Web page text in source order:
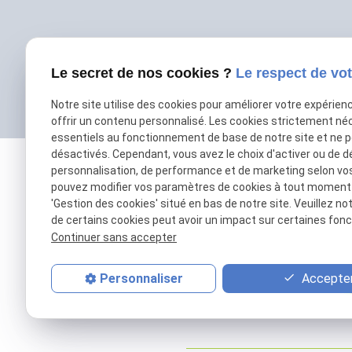
contact@patrick-remorques.fr
Le secret de nos cookies ? Le respect de
Notre site utilise des cookies pour améliorer votre
offrir un contenu personnalisé. Les cookies strictement
essentiels au fonctionnement de base de notre site et ne
désactivés. Cependant, vous avez le choix d'activer ou de
personnalisation, de performance et de marketing selon
pouvez modifier vos paramètres de cookies à tout
'Gestion des cookies' situé en bas de notre site. Veuillez
de certains cookies peut avoir un impact sur certaines
Continuer sans accepter
Personnaliser